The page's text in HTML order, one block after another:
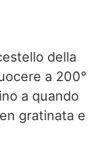
della
a 200°
a quando
gratinata e